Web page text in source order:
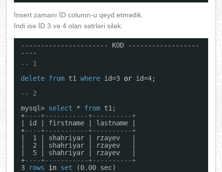
İnsert zamanı İD column-u qeyd etmədik.
İndi isə İD 3 və 4 olan sətrləri silək:
---------------------- KOD ------------------
----
-- 1
delete from t1 where id=3 or id=4;
-- 2
mysql> select * from t1;
+----+-----------+----------+
| id | firstname | lastname |
+----+-----------+----------+
|  1 | shahriyar | rzayev   |
|  2 | shahriyar | rzayev   |
|  5 | shahriyar | rzayev   |
+----+-----------+----------+
3
rows in set (0.00 sec)